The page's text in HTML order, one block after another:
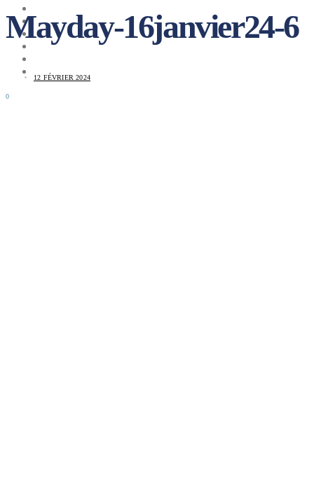
ENTREPRISES A REPRENDRE
MAYDAY JOB
CARTE DE FRANCE
CONNEXION
0
Mayday-16janvier24-6
12 FÉVRIER 2024